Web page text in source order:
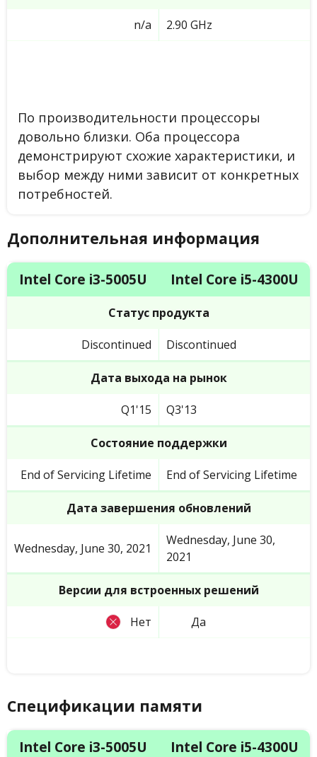
n/a 2.90 GHz
По производительности процессоры
довольно близки. Оба процессора
демонстрируют схожие характеристики, и
выбор между ними зависит от конкретных
потребностей.
Дополнительная информация
Intel Core i3-5005U Intel Core i5-4300U
Статус продукта
Discontinued Discontinued
Дата выхода на рынок
Q1'15 Q3'13
Состояние поддержки
End of Servicing Lifetime End of Servicing Lifetime
Дата завершения обновлений
Wednesday, June 30, 2021
Wednesday, June 30,
2021
Версии для встроенных решений
Нет Да
Спецификации памяти
Intel Core i3-5005U Intel Core i5-4300U